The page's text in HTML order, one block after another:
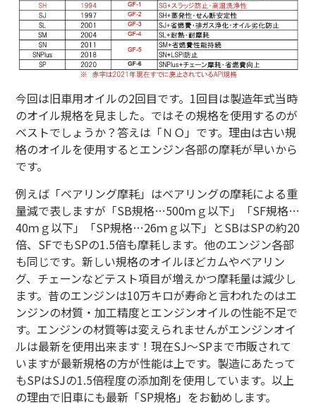
今回は旧車用オイルの2回目です。 1回目は製造年式当時
のオイル規格を見ました。ではその規格を使用するのが
ベストでしょうか？答えは「ＮＯ」です。理由は古い規
格のオイルを使用するとエンジン各部の摩耗が早いから
です。
例えば「ベアリング摩耗」はベアリングの摩耗による重
量減で表しますが「SB規格…500ｍｇ以下」「SF規格…
40ｍｇ以下」「SP規格…26ｍｇ以下」とSBはSPの約20
倍、 SFでもSPの1.5倍も摩耗します。他のエンジン各部
も同じです。新しい規格のオイルほどカムやベアリン
グ、チェーンなどテスト項目が増えかつ摩耗量は減少し
ます。昔のエンジンは10万キロが寿命と言われたのはエ
ンジンの材質・加工精度とエンジンオイルの性能不足で
す。エンジンの材質等は変えられませんがエンジンオイ
ルは最新を使用出来ます！現在SJ～SPまで市販されて
いますが最新規格の方が性能は上です。製造にあたって
もSPはSJの1.5倍程度の添加剤を使用しています。以上
の理由で旧車にも最新「SP規格」をお勧めします。